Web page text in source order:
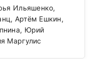
Ильяшенко,
Артём Ешкин,
Юрий
Маргулис